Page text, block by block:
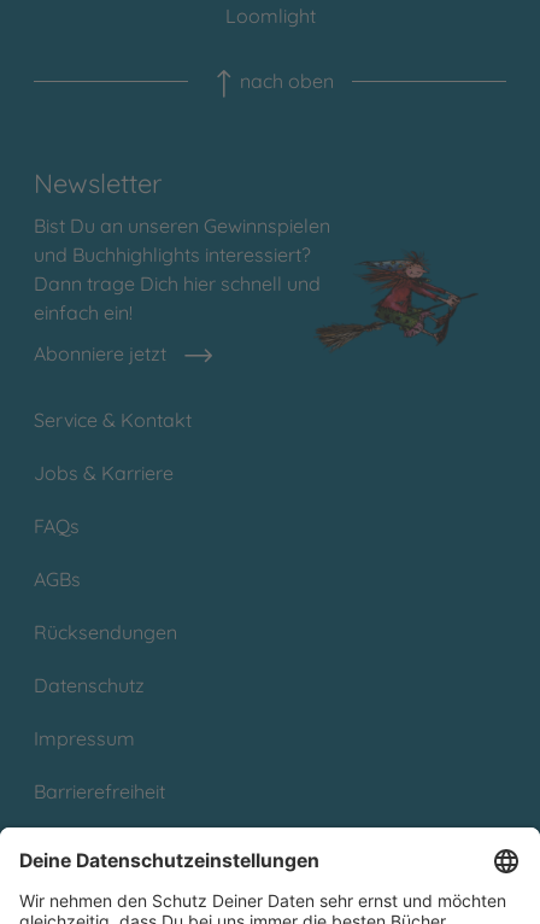
Loomlight
nach oben
Newsletter
Bist Du an unseren Gewinnspielen
und Buchhighlights interessiert?
Dann trage Dich hier schnell und
einfach ein!
Abonniere jetzt
Service & Kontakt
Jobs & Karriere
FAQs
AGBs
Rücksendungen
Datenschutz
Impressum
Barrierefreiheit
Partnerprogramm (Affiliate)